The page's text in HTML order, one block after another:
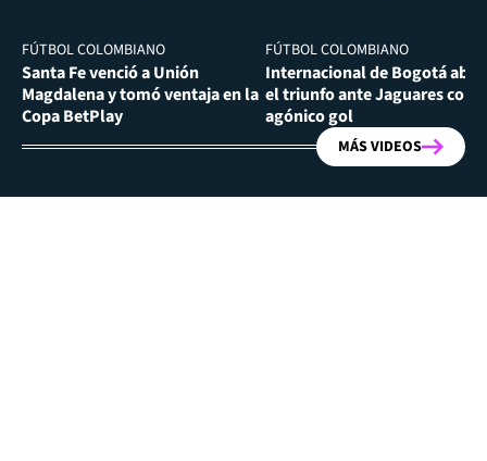
FÚTBOL COLOMBIANO
Santa Fe venció a Unión
Magdalena y tomó ventaja en la
Copa BetPlay
FÚTBOL COLOMBIANO
Internacional de Bogotá
el triunfo ante Jaguares con
agónico gol
MÁS VIDEOS